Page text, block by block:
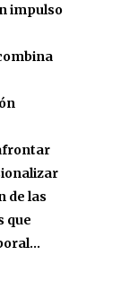
impulso
de las
que